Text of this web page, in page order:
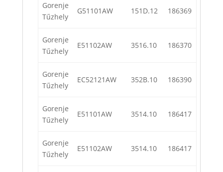
Gorenje
Tűzhely
G51101AW 151D.12 186369
Gorenje
Tűzhely
E51102AW 3516.10 186370
Gorenje
Tűzhely
EC52121AW 352B.10 186390
Gorenje
Tűzhely
E51101AW 3514.10 186417
Gorenje
Tűzhely
E51102AW 3514.10 186417